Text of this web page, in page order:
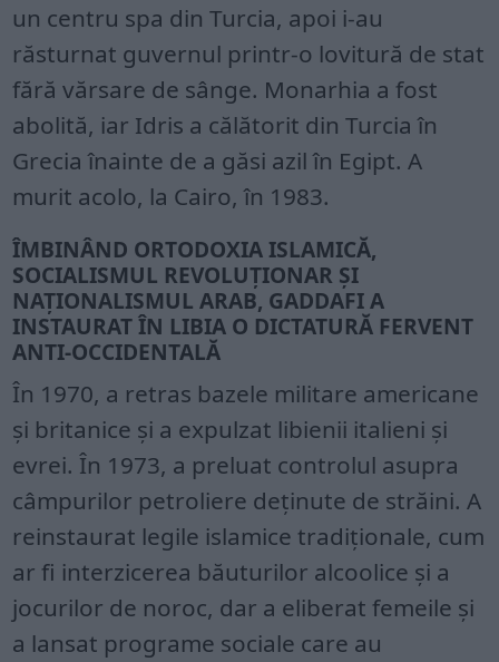
un centru spa din Turcia, apoi i-au
răsturnat guvernul printr-o lovitură de stat
fără vărsare de sânge. Monarhia a fost
abolită, iar Idris a călătorit din Turcia în
Grecia înainte de a găsi azil în Egipt. A
murit acolo, la Cairo, în 1983.
ÎMBINÂND ORTODOXIA ISLAMICĂ,
SOCIALISMUL REVOLUȚIONAR ȘI
NAȚIONALISMUL ARAB, GADDAFI A
INSTAURAT ÎN LIBIA O DICTATURĂ FERVENT
ANTI-OCCIDENTALĂ
În 1970, a retras bazele militare americane
și britanice și a expulzat libienii italieni și
evrei. În 1973, a preluat controlul asupra
câmpurilor petroliere deținute de străini. A
reinstaurat legile islamice tradiționale, cum
ar fi interzicerea băuturilor alcoolice și a
jocurilor de noroc, dar a eliberat femeile și
a lansat programe sociale care au